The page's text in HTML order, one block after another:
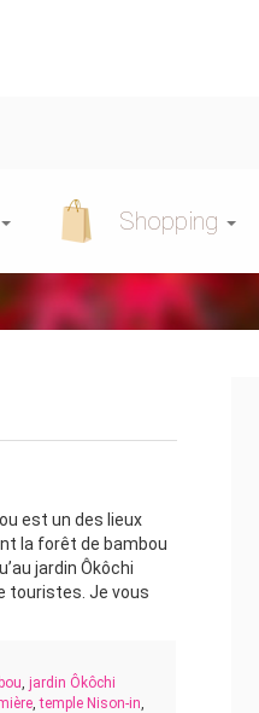
Shopping
est un des lieux
la forêt de bambou
jardin Ôkôchi
touristes. Je vous
,jardin Ôkôchi
,temple Nison-in,